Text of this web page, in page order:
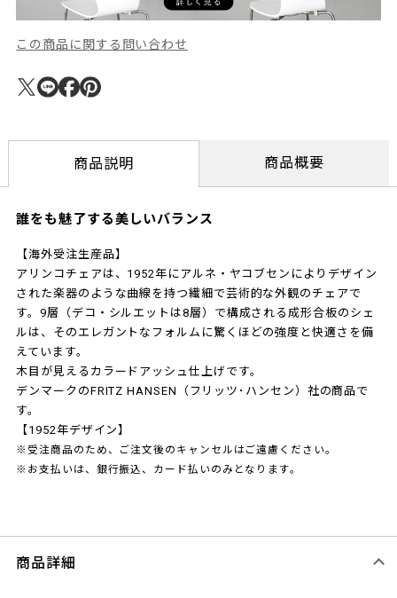
この商品に関する問い合わせ
商品説明 商品概要
誰をも魅了する美しいバランス
【海外受注生産品】
アリンコチェアは、1952年にアルネ・ヤコブセンによりデザイン
された楽器のような曲線を持つ繊細で芸術的な外観のチェアで
す。9層（デコ・シルエットは8層）で構成される成形合板のシェ
ルは、そのエレガントなフォルムに驚くほどの強度と快適さを備
えています。
木目が見えるカラードアッシュ仕上げです。
デンマークのFRITZ HANSEN（フリッツ･ハンセン）社の商品で
す。
【1952年デザイン】
※受注商品のため、ご注文後のキャンセルはご遠慮ください。
※お支払いは、銀行振込、カード払いのみとなります。
商品詳細